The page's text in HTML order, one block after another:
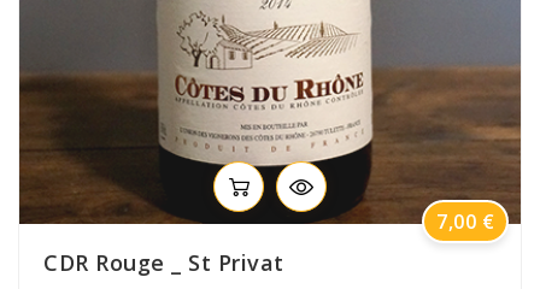
CDR Rouge _ St Privat
Prix
7,00 €